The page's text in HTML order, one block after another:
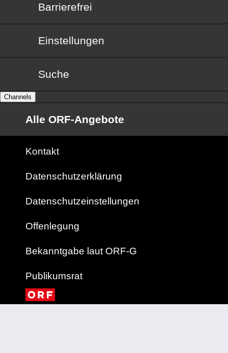
Barrierefrei
Barrierefrei
Einstellungen
Suche
Channels
Alle ORF-Angebote
Kontakt
Datenschutzerklärung
Datenschutzeinstellungen
Offenlegung
Bekanntgabe laut ORF-G
Publikumsrat